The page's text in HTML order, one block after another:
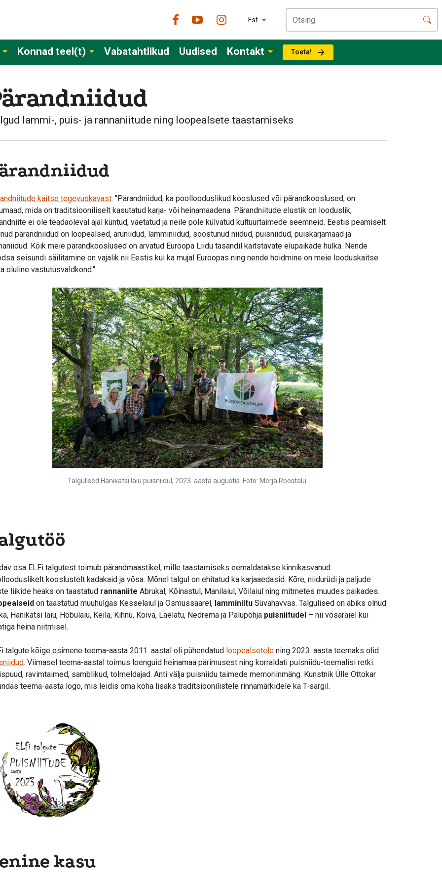
Est
Konnad teel(t) Vabatahtlikud Uudised Kontakt Toeta!
lammi-, puis- ja rannaniitude ning loopealsete taastamiseks
kaitse tegevuskavast: "Pärandniidud, ka poollooduslikud kooslused või pärandkooslused, on
mida on traditsiooniliselt kasutatud karja- või heinamaadena. Pärandniitude elustik on looduslik,
ei ole teadaoleval ajal küntud, väetatud ja neile pole külvatud kultuurtaimede seemneid. Eestis peamiselt
pärandniidud on loopealsed, aruniidud, lamminiidud, soostunud niidud, puisniidud, puiskarjamaad ja
Kõik meie pärandkooslused on arvatud Euroopa Liidu tasandil kaitstavate elupaikade hulka. Nende
seisundi säilitamine on vajalik nii Eestis kui ka mujal Euroopas ning nende hoidmine on meie looduskaitse
oluline vastutusvaldkond."
Talgulised Hanikatsi laiu puisniidul, 2023. aasta augustis. Foto: Merja Roostalu.
osa ELFi talgutest toimub pärandmaastikel, mille taastamiseks eemaldatakse kinnikasvanud
kooslustelt kadakaid ja võsa. Mõnel talgul on ehitatud ka karjaaedasid. Kõre, niidurüdi ja paljude
liikide heaks on taastatud rannaniite Abrukal, Kõinastul, Manilaiul, Võilaiul ning mitmetes muudes paikades.
on taastatud muuhulgas Kesselaiul ja Osmussaarel, lamminiitu Süvahavvas. Talgulised on abiks olnud
Hanikatsi laiu, Hobulaiu, Keila, Kihnu, Koiva, Laelatu, Nedrema ja Palupõhja puisniitudel – nii võsaraiel kui
heina niitmisel.
talgute kõige esimene teema-aasta 2011. aastal oli pühendatud loopealsetele ning 2023. aasta teemaks olid
. Viimasel teema-aastal toimus loenguid heinamaa pärimusest ning korraldati puisniidu-teemalisi retki:
ravimtaimed, samblikud, tolmeldajad. Anti välja puisniidu taimede memoriinmäng. Kunstnik Ülle Ottokar
teema-aasta logo, mis leidis oma koha lisaks traditsioonilistele rinnamärkidele ka T-särgil.
kasu